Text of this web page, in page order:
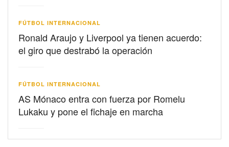
FÚTBOL INTERNACIONAL
Ronald Araujo y Liverpool ya tienen acuerdo:
el giro que destrabó la operación
FÚTBOL INTERNACIONAL
AS Mónaco entra con fuerza por Romelu
Lukaku y pone el fichaje en marcha